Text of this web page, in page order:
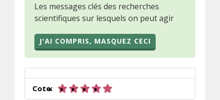
Les messages clés des recherches
scientifiques sur lesquels on peut agir
J'AI COMPRIS, MASQUEZ CECI
Cote: